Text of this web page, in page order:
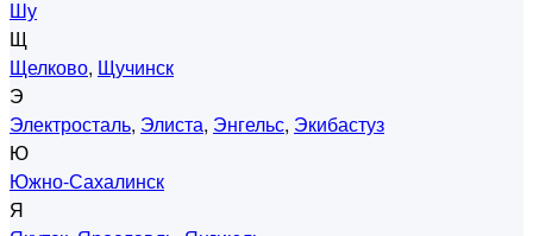
Шу
Щ
Щелково, Щучинск
Э
Электросталь, Элиста, Энгельс, Экибастуз
Ю
Южно-Сахалинск
Я